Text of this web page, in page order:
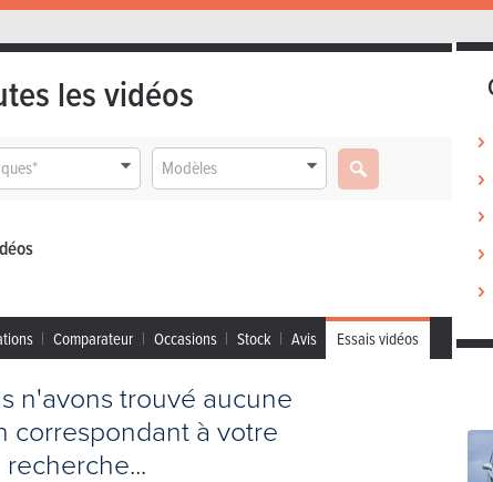
les vidéos
Modèles
Comparateur Occasions Stock Avis Essais vidéos
n'avons trouvé aucune
correspondant à votre
recherche...